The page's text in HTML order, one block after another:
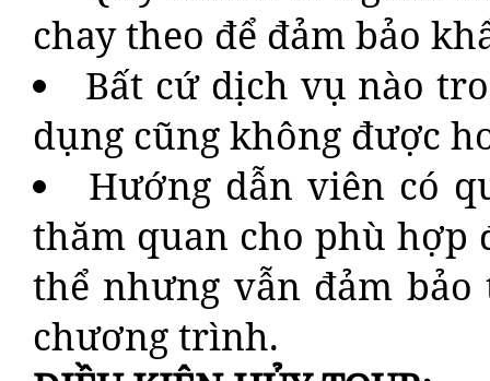
chay theo để đảm bảo
Bất cứ dịch vụ nào
dụng cũng không được
Hướng dẫn viên có
thăm quan cho phù hợp
thể nhưng vẫn đảm
chương trình.